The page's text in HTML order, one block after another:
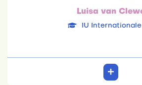
Luisa van
IU Internationale